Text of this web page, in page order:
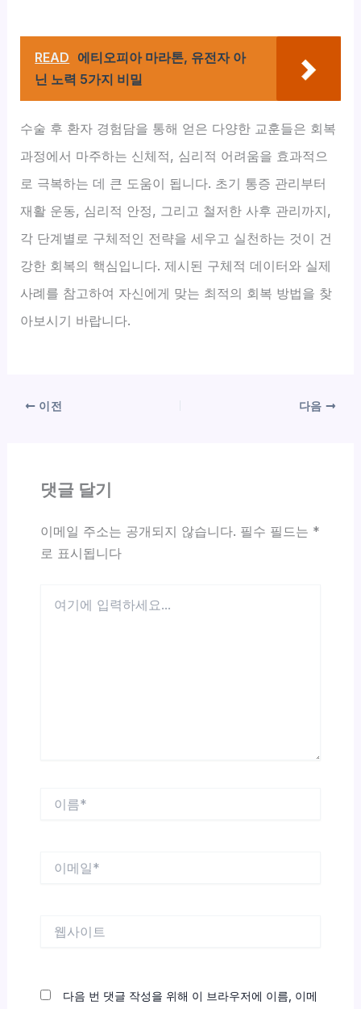
READ 에티오피아 마라톤, 유전자 아
닌 노력 5가지 비밀
수술 후 환자 경험담을 통해 얻은 다양한 교훈들은 회복
과정에서 마주하는 신체적, 심리적 어려움을 효과적으
로 극복하는 데 큰 도움이 됩니다. 초기 통증 관리부터
재활 운동, 심리적 안정, 그리고 철저한 사후 관리까지,
각 단계별로 구체적인 전략을 세우고 실천하는 것이 건
강한 회복의 핵심입니다. 제시된 구체적 데이터와 실제
사례를 참고하여 자신에게 맞는 최적의 회복 방법을 찾
아보시기 바랍니다.
이전 다음
댓글 달기
이메일 주소는 공개되지 않습니다. 필수 필드는 *
로 표시됩니다
다음 번 댓글 작성을 위해 이 브라우저에 이름, 이메